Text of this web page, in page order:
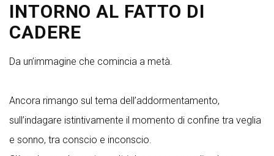
INTORNO AL FATTO DI
CADERE
Da un’immagine che comincia a metà.
Ancora rimango sul tema dell’addormentamento,
sull’indagare istintivamente il momento di confine tra veglia
e sonno, tra conscio e inconscio.